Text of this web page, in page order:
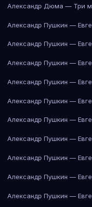
Александр Дюма — Три
Александр Пушкин —
Александр Пушкин —
Александр Пушкин —
Александр Пушкин —
Александр Пушкин —
Александр Пушкин —
Александр Пушкин —
Александр Пушкин —
Александр Пушкин —
Александр Пушкин —